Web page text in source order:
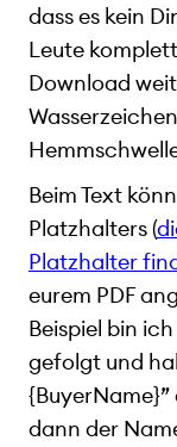
dass es kein
Leute
Download
Beim Text
Platzhalters (
Platzhalter
eurem PDF
Beispiel bin
gefolgt und
dann der